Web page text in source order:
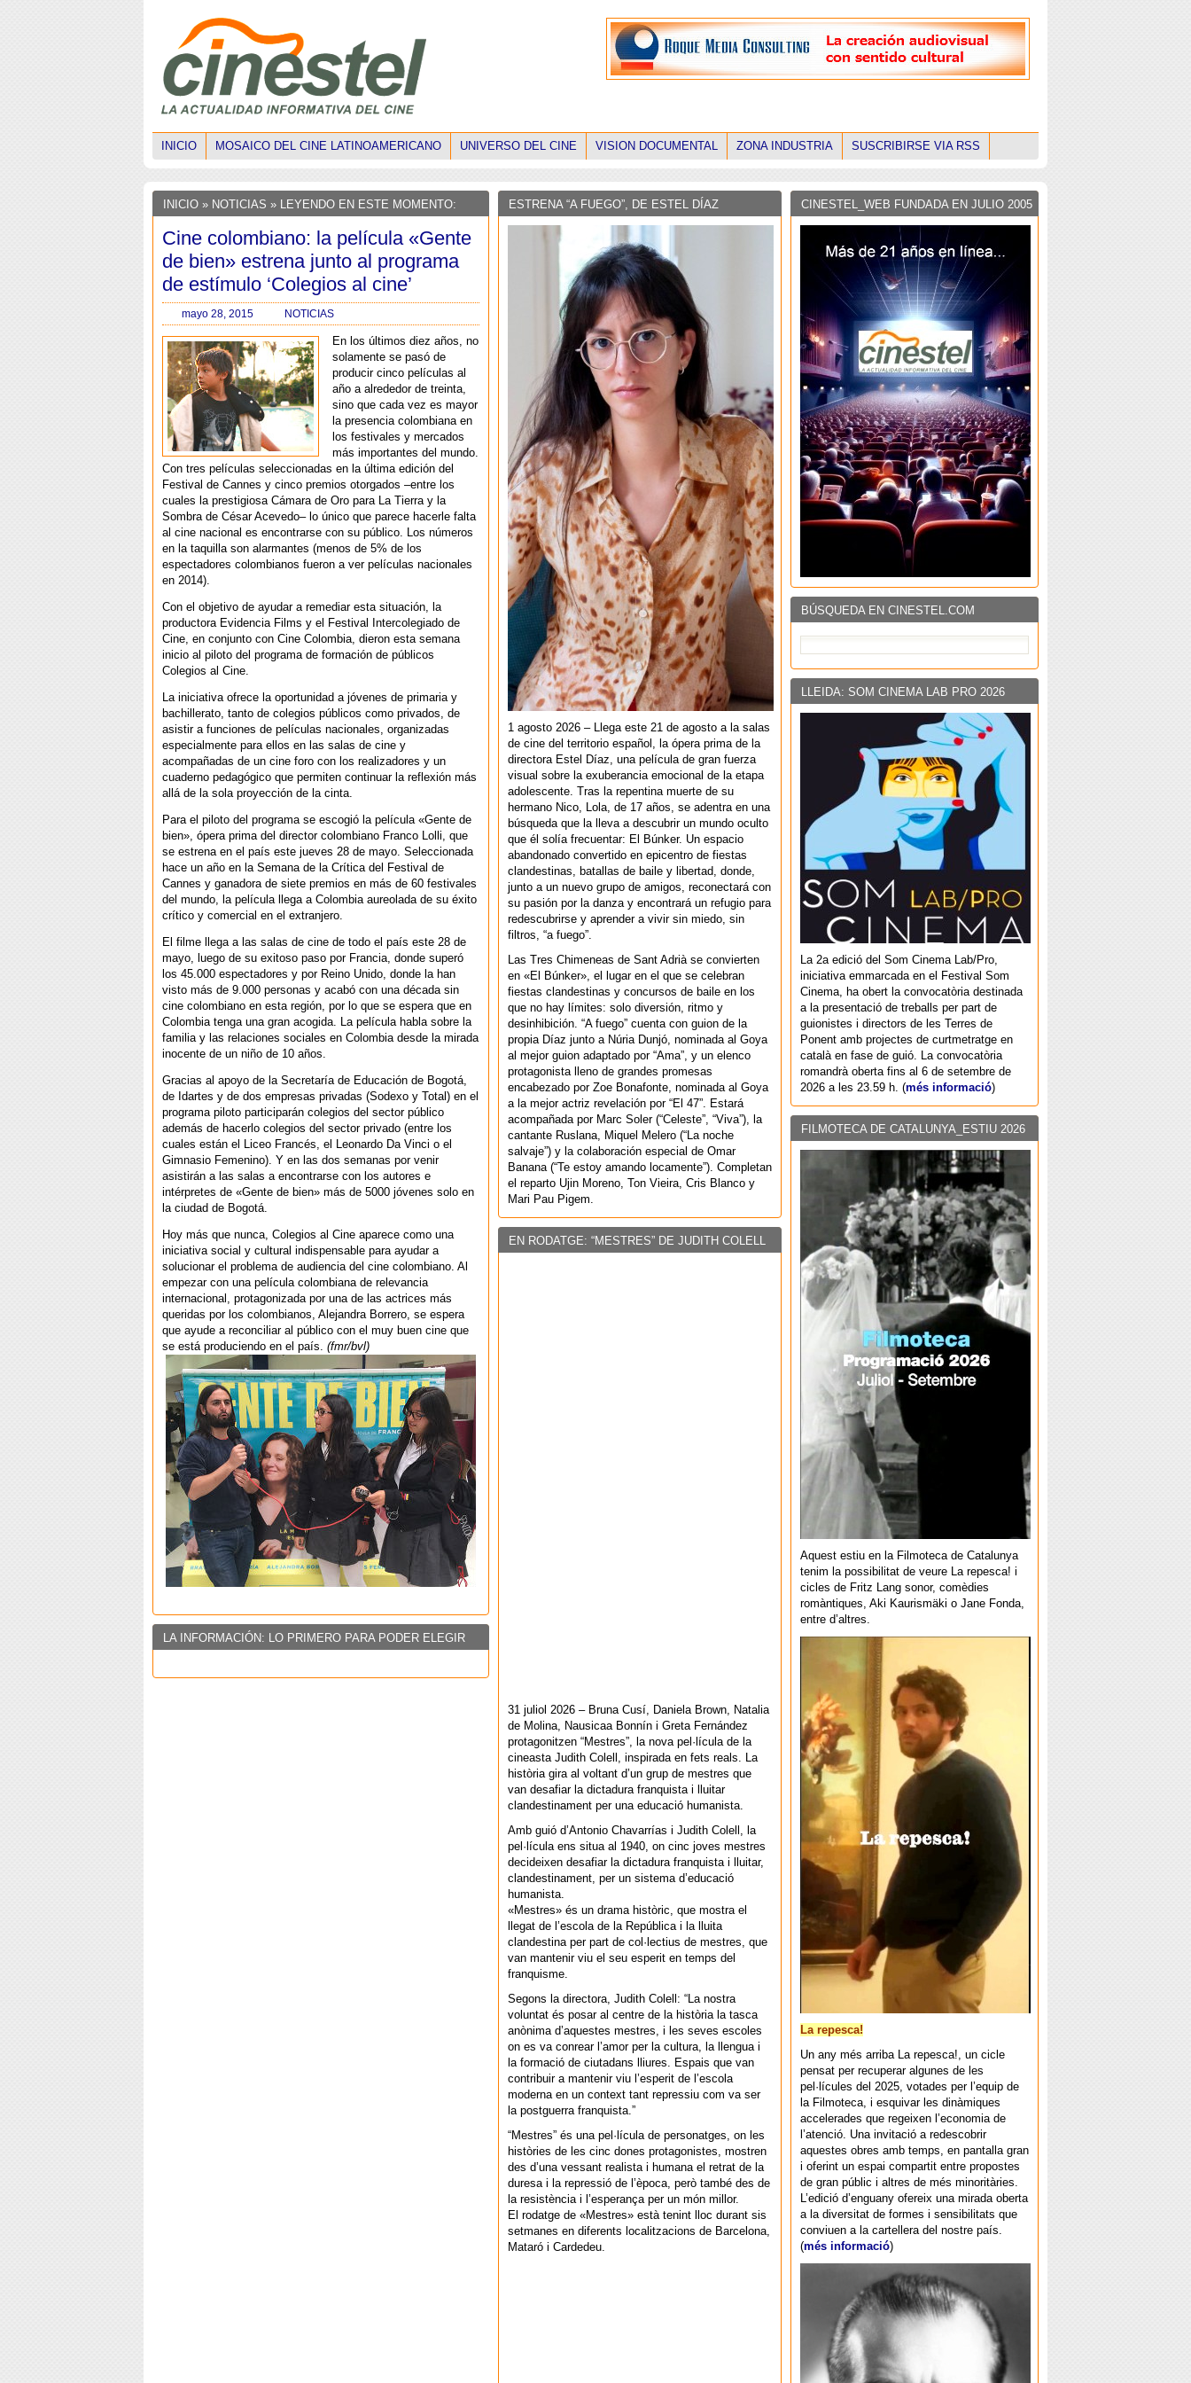
INICIO MOSAICO DEL CINE LATINOAMERICANO UNIVERSO DEL CINE VISION DOCUMENTAL ZONA INDUSTRIA SUSCRIBIRSE VIA RSS
INICIO » NOTICIAS » LEYENDO EN ESTE MOMENTO:
Cine colombiano: la película «Gente
de bien» estrena junto al programa
de estímulo ‘Colegios al cine’
mayo 28, 2015 NOTICIAS
En los últimos diez años, no
solamente se pasó de
producir cinco películas al
año a alrededor de treinta,
sino que cada vez es mayor
la presencia colombiana en
los festivales y mercados
más importantes del mundo.
Con tres películas seleccionadas en la última edición del
Festival de Cannes y cinco premios otorgados –entre los
cuales la prestigiosa Cámara de Oro para La Tierra y la
Sombra de César Acevedo– lo único que parece hacerle falta
al cine nacional es encontrarse con su público. Los números
en la taquilla son alarmantes (menos de 5% de los
espectadores colombianos fueron a ver películas nacionales
en 2014).
Con el objetivo de ayudar a remediar esta situación, la
productora Evidencia Films y el Festival Intercolegiado de
Cine, en conjunto con Cine Colombia, dieron esta semana
inicio al piloto del programa de formación de públicos
Colegios al Cine.
La iniciativa ofrece la oportunidad a jóvenes de primaria y
bachillerato, tanto de colegios públicos como privados, de
asistir a funciones de películas nacionales, organizadas
especialmente para ellos en las salas de cine y
acompañadas de un cine foro con los realizadores y un
cuaderno pedagógico que permiten continuar la reflexión más
allá de la sola proyección de la cinta.
Para el piloto del programa se escogió la película «Gente de
bien», ópera prima del director colombiano Franco Lolli, que
se estrena en el país este jueves 28 de mayo. Seleccionada
hace un año en la Semana de la Crítica del Festival de
Cannes y ganadora de siete premios en más de 60 festivales
del mundo, la película llega a Colombia aureolada de su éxito
crítico y comercial en el extranjero.
El filme llega a las salas de cine de todo el país este 28 de
mayo, luego de su exitoso paso por Francia, donde superó
los 45.000 espectadores y por Reino Unido, donde la han
visto más de 9.000 personas y acabó con una década sin
cine colombiano en esta región, por lo que se espera que en
Colombia tenga una gran acogida. La película habla sobre la
familia y las relaciones sociales en Colombia desde la mirada
inocente de un niño de 10 años.
Gracias al apoyo de la Secretaría de Educación de Bogotá,
de Idartes y de dos empresas privadas (Sodexo y Total) en el
programa piloto participarán colegios del sector público
además de hacerlo colegios del sector privado (entre los
cuales están el Liceo Francés, el Leonardo Da Vinci o el
Gimnasio Femenino). Y en las dos semanas por venir
asistirán a las salas a encontrarse con los autores e
intérpretes de «Gente de bien» más de 5000 jóvenes solo en
la ciudad de Bogotá.
Hoy más que nunca, Colegios al Cine aparece como una
iniciativa social y cultural indispensable para ayudar a
solucionar el problema de audiencia del cine colombiano. Al
empezar con una película colombiana de relevancia
internacional, protagonizada por una de las actrices más
queridas por los colombianos, Alejandra Borrero, se espera
que ayude a reconciliar al público con el muy buen cine que
se está produciendo en el país. (fmr/bvl)
LA INFORMACIÓN: LO PRIMERO PARA PODER ELEGIR
CINESTEL_WEB FUNDADA EN JULIO 2005
BÚSQUEDA EN CINESTEL.COM
LLEIDA: SOM CINEMA LAB PRO 2026
La 2a edició del Som Cinema Lab/Pro,
iniciativa emmarcada en el Festival Som
Cinema, ha obert la convocatòria destinada
a la presentació de treballs per part de
guionistes i directors de les Terres de
Ponent amb projectes de curtmetratge en
català en fase de guió. La convocatòria
romandrà oberta fins al 6 de setembre de
2026 a les 23.59 h. (més informació)
FILMOTECA DE CATALUNYA_ESTIU 2026
Aquest estiu en la Filmoteca de Catalunya
tenim la possibilitat de veure La repesca! i
cicles de Fritz Lang sonor, comèdies
romàntiques, Aki Kaurismäki o Jane Fonda,
entre d’altres.
La repesca!
Un any més arriba La repesca!, un cicle
pensat per recuperar algunes de les
pel·lícules del 2025, votades per l’equip de
la Filmoteca, i esquivar les dinàmiques
accelerades que regeixen l’economia de
l’atenció. Una invitació a redescobrir
aquestes obres amb temps, en pantalla gran
i oferint un espai compartit entre propostes
de gran públic i altres de més minoritàries.
L’edició d’enguany ofereix una mirada oberta
a la diversitat de formes i sensibilitats que
conviuen a la cartellera del nostre país.
(més informació)
ESTRENA “A FUEGO”, DE ESTEL DÍAZ
1 agosto 2026 – Llega este 21 de agosto a la salas
de cine del territorio español, la ópera prima de la
directora Estel Díaz, una película de gran fuerza
visual sobre la exuberancia emocional de la etapa
adolescente. Tras la repentina muerte de su
hermano Nico, Lola, de 17 años, se adentra en una
búsqueda que la lleva a descubrir un mundo oculto
que él solía frecuentar: El Búnker. Un espacio
abandonado convertido en epicentro de fiestas
clandestinas, batallas de baile y libertad, donde,
junto a un nuevo grupo de amigos, reconectará con
su pasión por la danza y encontrará un refugio para
redescubrirse y aprender a vivir sin miedo, sin
filtros, “a fuego”.
Las Tres Chimeneas de Sant Adrià se convierten
en «El Búnker», el lugar en el que se celebran
fiestas clandestinas y concursos de baile en los
que no hay límites: solo diversión, ritmo y
desinhibición. “A fuego” cuenta con guion de la
propia Díaz junto a Núria Dunjó, nominada al Goya
al mejor guion adaptado por “Ama”, y un elenco
protagonista lleno de grandes promesas
encabezado por Zoe Bonafonte, nominada al Goya
a la mejor actriz revelación por “El 47”. Estará
acompañada por Marc Soler (“Celeste”, “Viva”), la
cantante Ruslana, Miquel Melero (“La noche
salvaje”) y la colaboración especial de Omar
Banana (“Te estoy amando locamente”). Completan
el reparto Ujin Moreno, Ton Vieira, Cris Blanco y
Mari Pau Pigem.
EN RODATGE: “MESTRES” DE JUDITH COLELL
31 juliol 2026 – Bruna Cusí, Daniela Brown, Natalia
de Molina, Nausicaa Bonnín i Greta Fernández
protagonitzen “Mestres”, la nova pel·lícula de la
cineasta Judith Colell, inspirada en fets reals. La
història gira al voltant d’un grup de mestres que
van desafiar la dictadura franquista i lluitar
clandestinament per una educació humanista.
Amb guió d’Antonio Chavarrías i Judith Colell, la
pel·lícula ens situa al 1940, on cinc joves mestres
decideixen desafiar la dictadura franquista i lluitar,
clandestinament, per un sistema d’educació
humanista.
«Mestres» és un drama històric, que mostra el
llegat de l’escola de la República i la lluita
clandestina per part de col·lectius de mestres, que
van mantenir viu el seu esperit en temps del
franquisme.
Segons la directora, Judith Colell: “La nostra
voluntat és posar al centre de la història la tasca
anònima d’aquestes mestres, i les seves escoles
on es va conrear l’amor per la cultura, la llengua i
la formació de ciutadans lliures. Espais que van
contribuir a mantenir viu l’esperit de l’escola
moderna en un context tant repressiu com va ser
la postguerra franquista.”
“Mestres” és una pel·lícula de personatges, on les
històries de les cinc dones protagonistes, mostren
des d’una vessant realista i humana el retrat de la
duresa i la repressió de l’època, però també des de
la resistència i l’esperança per un món millor.
El rodatge de «Mestres» està tenint lloc durant sis
setmanes en diferents localitzacions de Barcelona,
Mataró i Cardedeu.